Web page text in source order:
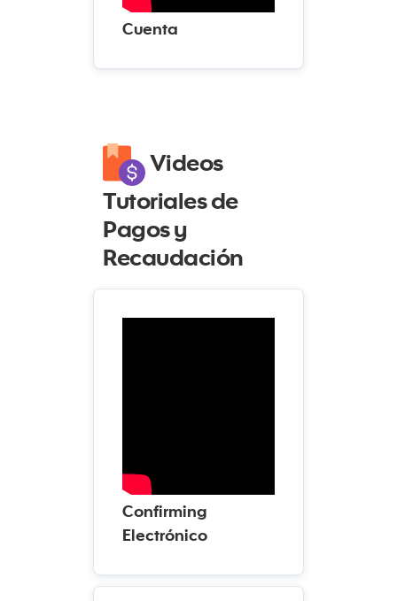
Cuenta
Videos
Tutoriales de
Pagos y
Recaudación
Confirming
Electrónico